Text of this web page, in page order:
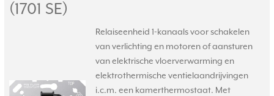
(1701 SE)
Relaiseenheid 1-kanaals voor schakelen
van verlichting en motoren of aansturen
van elektrische vloerverwarming en
elektrothermische ventielaandrijvingen
i.c.m. een kamerthermostaat. Met